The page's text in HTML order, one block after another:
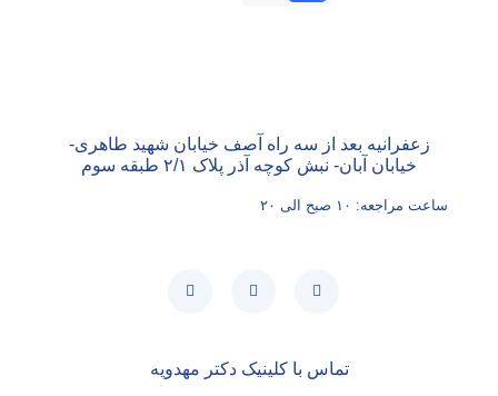
زعفرانیه بعد از سه راه آصف خیابان شهید طاهری-
خیابان آبان- نبش کوچه آذر پلاک ۲/۱ طبقه سوم
ساعت مراجعه: ۱۰ صبح الی ۲۰
تماس با کلینیک دکتر مهدویه